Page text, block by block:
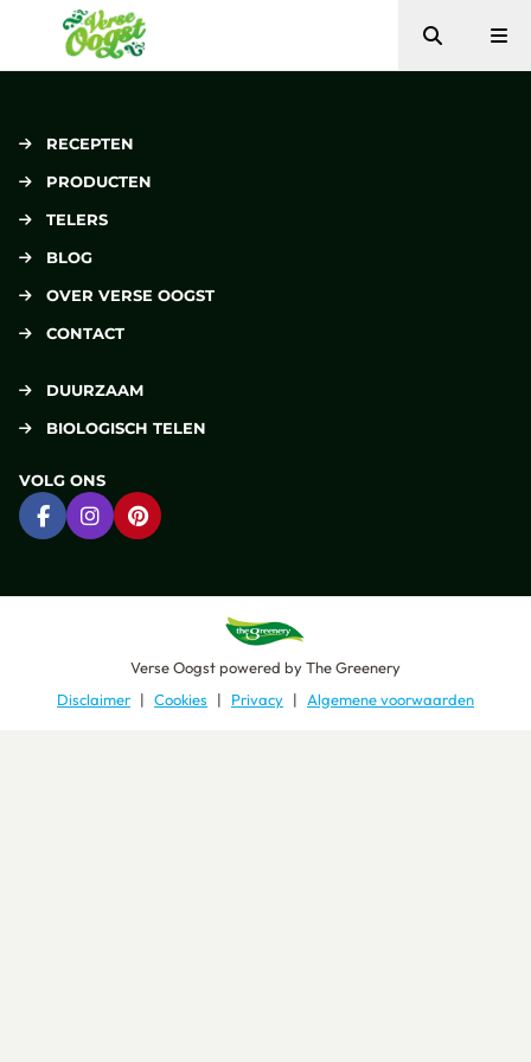
Verse Oogst
Zoeken
RECEPTEN
PRODUCTEN
TELERS
BLOG
OVER VERSE OOGST
CONTACT
DUURZAAM
BIOLOGISCH TELEN
VOLG ONS
Ga naar Facebook
Ga naar Instagram
Ga naar Pinterest
Verse Oogstpowered byThe Greenery
Disclaimer
Cookies Privacy Algemene voorwaarden